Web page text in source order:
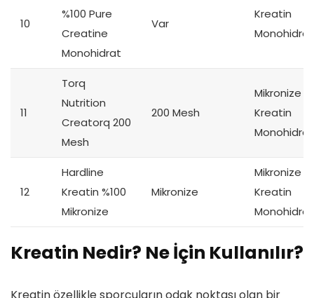
10
%100 Pure
Creatine
Monohidrat
Var
Kreatin
Monohidrat
11
Torq
Nutrition
Creatorq 200
Mesh
200 Mesh
Mikronize
Kreatin
Monohidrat
12
Hardline
Kreatin %100
Mikronize
Mikronize
Mikronize
Kreatin
Monohidrat
Kreatin Nedir? Ne İçin Kullanılır?